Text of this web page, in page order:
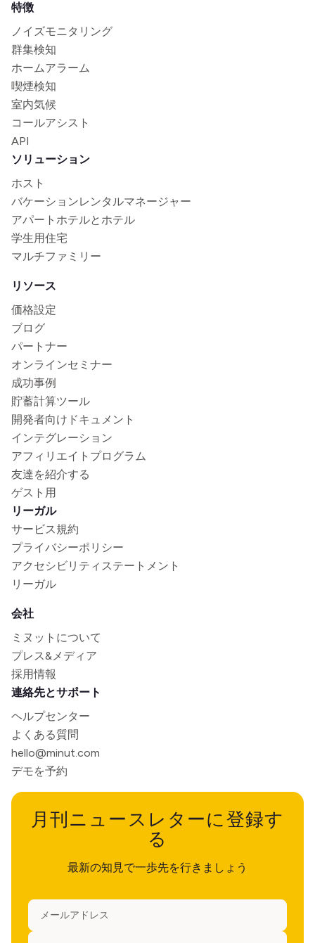
特徴
ノイズモニタリング
群集検知
ホームアラーム
喫煙検知
室内気候
コールアシスト
API
ソリューション
ホスト
バケーションレンタルマネージャー
アパートホテルとホテル
学生用住宅
マルチファミリー
リソース
価格設定
ブログ
パートナー
オンラインセミナー
成功事例
貯蓄計算ツール
開発者向けドキュメント
インテグレーション
アフィリエイトプログラム
友達を紹介する
ゲスト用
リーガル
サービス規約
プライバシーポリシー
アクセシビリティステートメント
リーガル
会社
ミヌットについて
プレス&メディア
採用情報
連絡先とサポート
ヘルプセンター
よくある質問
hello@minut.com
デモを予約
月刊ニュースレターに登録す
る
最新の知見で一歩先を行きましょう